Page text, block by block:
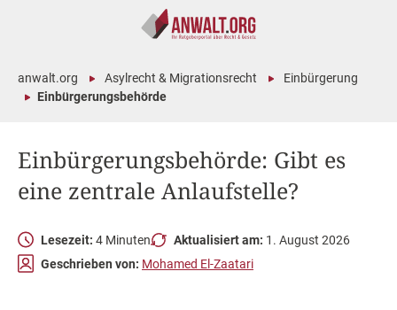
Einbürgerungsbehörde: Gibt es
eine zentrale Anlaufstelle?
anwalt.org Asylrecht & Migrationsrecht
Einbürgerung
Einbürgerungsbehörde
Lesezeit: 4 Minuten Aktualisiert am: 1. August 2026
Geschrieben von: Mohamed El-Zaatari